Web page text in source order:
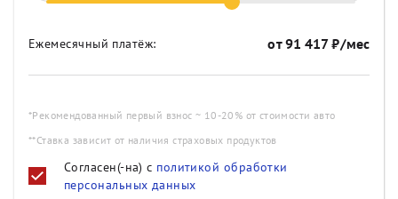
Ежемесячный платёж: от91 417₽/мес
*Рекомендованный первый взнос ~ 10-20% от стоимости авто
**Ставка зависит от наличия страховых продуктов
Согласен(-на) с политикой обработки
персональных данных